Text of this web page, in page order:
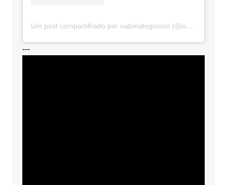
Um post compartilhado por oabmatogrosso (@oabmatogrosso)
---